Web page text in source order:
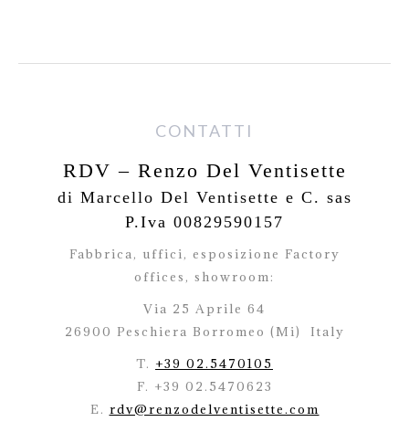
CONTATTI
RDV – Renzo Del Ventisette
di Marcello Del Ventisette e C. sas
P.Iva 00829590157
Fabbrica, uffici, esposizione Factory
offices, showroom:
Via 25 Aprile 64
26900 Peschiera Borromeo (Mi)
Italy
T. +39 02.5470105
F. +39 02.5470623
E. rdv@renzodelventisette.com